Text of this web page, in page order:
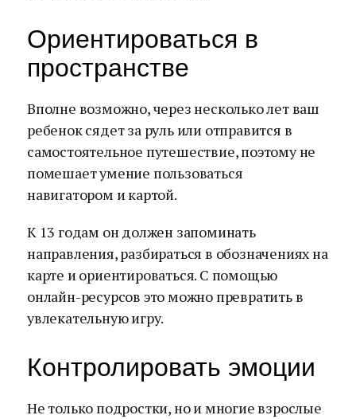
Ориентироваться в
пространстве
Вполне возможно, через несколько лет ваш
ребенок сядет за руль или отправится в
самостоятельное путешествие, поэтому не
помешает умение пользоваться
навигатором и картой.
К 13 годам он должен запоминать
направления, разбираться в обозначениях на
карте и ориентироваться. С помощью
онлайн-ресурсов это можно превратить в
увлекательную игру.
Контролировать эмоции
Не только подростки, но и многие взрослые